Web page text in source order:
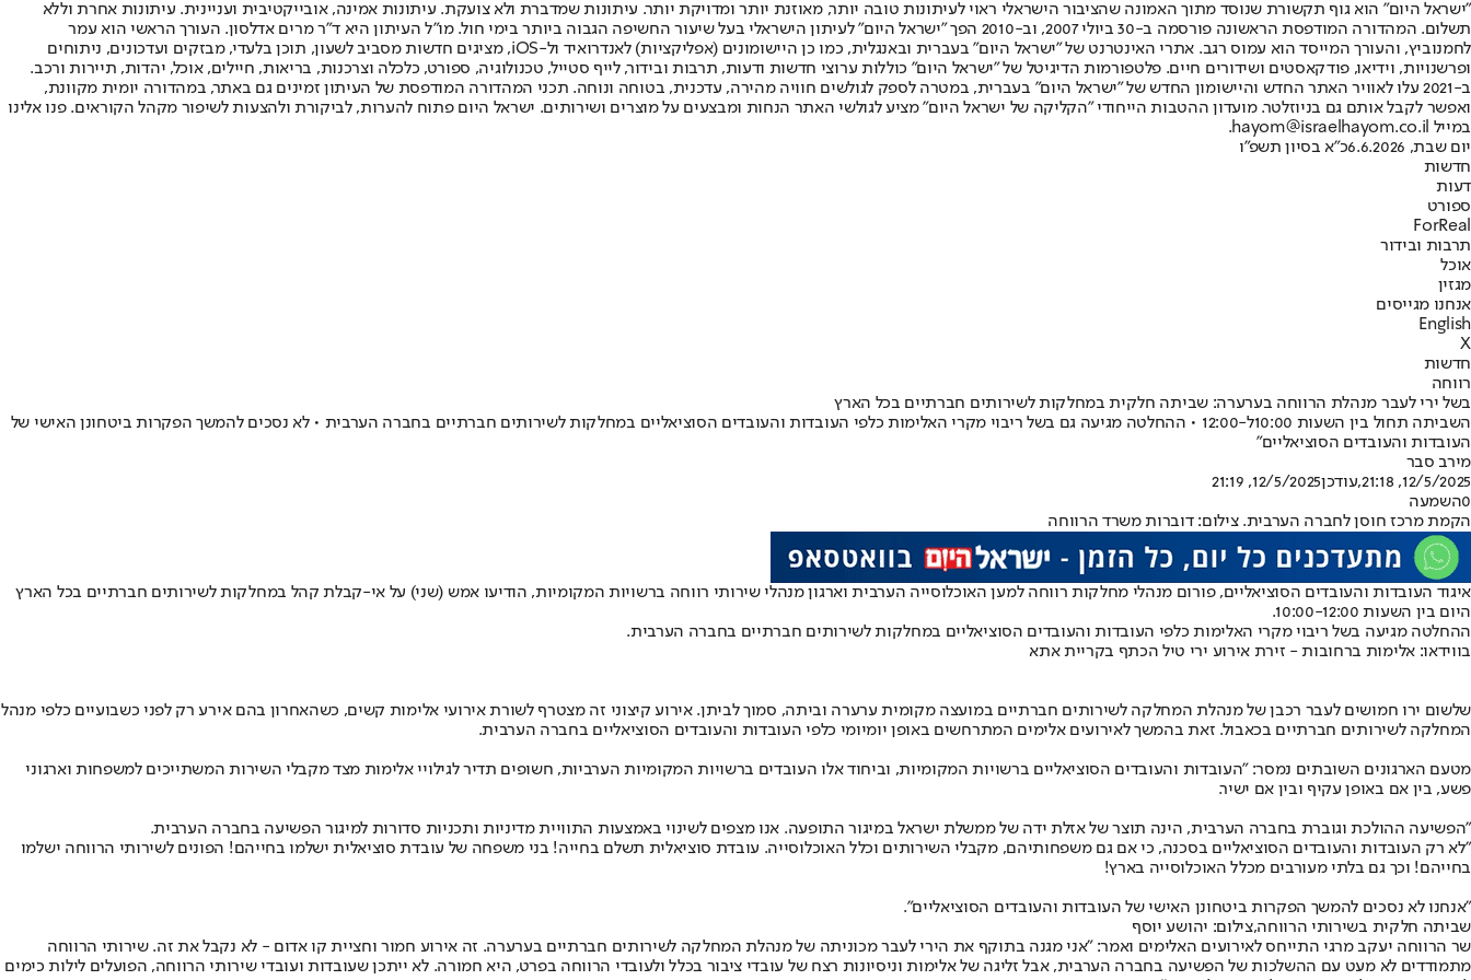
"ישראל היום" הוא גוף תקשורת שנוסד מתוך האמונה שהציבור הישראלי ראוי לעיתונות טובה יותר, מאוזנת יותר ומדויקת יותר. עיתונות שמדברת ולא צועקת. עיתונות אמינה, אובייקטיבית ועניינית. עיתונות אחרת וללא
תשלום. המהדורה המודפסת הראשונה פורסמה ב-30 ביולי 2007, וב-2010 הפך "ישראל היום" לעיתון הישראלי בעל שיעור החשיפה הגבוה ביותר בימי חול. מו"ל העיתון היא ד"ר מרים אדלסון. העורך הראשי הוא עמר
לחמנוביץ, והעורך המייסד הוא עמוס רגב. אתרי האינטרנט של "ישראל היום" בעברית ובאנגלית, כמו כן היישומונים (אפליקציות) לאנדרואיד ול-iOS, מציגים חדשות מסביב לשעון, תוכן בלעדי, מבזקים ועדכונים, ניתוחים
ופרשנויות, וידיאו, פודקאסטים ושידורים חיים. פלטפורמות הדיגיטל של "ישראל היום" כוללות ערוצי חדשות ודעות, תרבות ובידור, לייף סטייל, טכנולוגיה, ספורט, כלכלה וצרכנות, בריאות, חיילים, אוכל, יהדות, תיירות ורכב.
ב-2021 עלו לאוויר האתר החדש והיישומון החדש של "ישראל היום" בעברית, במטרה לספק לגולשים חוויה מהירה, עדכנית, בטוחה ונוחה. תכני המהדורה המודפסת של העיתון זמינים גם באתר, במהדורה יומית מקוונת,
ואפשר לקבל אותם גם בניוזלטר. מועדון ההטבות הייחודי "הקליקה של ישראל היום" מציע לגולשי האתר הנחות ומבצעים על מוצרים ושירותים. ישראל היום פתוח להערות, לביקורת ולהצעות לשיפור מקהל הקוראים. פנו אלינו
במייל hayom@israelhayom.co.il.
יום שבת, 6.6.2026
כ"א בסיון תשפ"ו
חדשות
דעות
ספורט
ForReal
תרבות ובידור
אוכל
מגזין
אנחנו מגייסים
English
X
חדשות
רווחה
בשל ירי לעבר מנהלת הרווחה בערערה: שביתה חלקית במחלקות לשירותים חברתיים בכל הארץ
השביתה תחול בין השעות 10:00ל-12:00 • ההחלטה מגיעה גם בשל ריבוי מקרי האלימות כלפי העובדות והעובדים הסוציאליים במחלקות לשירותים חברתיים בחברה הערבית • לא נסכים להמשך הפקרות ביטחונן האישי של
העובדות והעובדים הסוציאליים"
מירב סבר
12/5/2025, 21:18
,עודכן12/5/2025, 21:19
0השמעה
הקמת מרכז חוסן לחברה הערבית. צילום: דוברות משרד הרווחה
איגוד העובדות והעובדים הסוציאליים, פורום מנהלי מחלקות רווחה למען האוכלוסייה הערבית וארגון מנהלי שירותי רווחה ברשויות המקומיות, הודיעו אמש (שני) על אי-קבלת קהל במחלקות לשירותים חברתיים בכל הארץ
היום בין השעות 10:00-12:00.
ההחלטה מגיעה בשל ריבוי מקרי האלימות כלפי העובדות והעובדים הסוציאליים במחלקות לשירותים חברתיים בחברה הערבית.
בווידאו: אלימות ברחובות - זירת אירוע ירי טיל הכתף בקריית אתא
שלשום ירו חמושים לעבר רכבן של מנהלת המחלקה לשירותים חברתיים במועצה מקומית ערערה וביתה, סמוך לביתן. אירוע קיצוני זה מצטרף לשורת אירועי אלימות קשים, כשהאחרון בהם אירע רק לפני כשבועיים כלפי מנהל
המחלקה לשירותים חברתיים בכאבול. זאת בהמשך לאירועים אלימים המתרחשים באופן יומיומי כלפי העובדות והעובדים הסוציאליים בחברה הערבית.
מטעם הארגונים השובתים נמסר: "העובדות והעובדים הסוציאליים ברשויות המקומיות, וביחוד אלו העובדים ברשויות המקומיות הערביות, חשופים תדיר לגילויי אלימות מצד מקבלי השירות המשתייכים למשפחות וארגוני
פשע, בין אם באופן עקיף ובין אם ישיר.
"הפשיעה ההולכת וגוברת בחברה הערבית, הינה תוצר של אזלת ידה של ממשלת ישראל במיגור התופעה. אנו מצפים לשינוי באמצעות התוויית מדיניות ותכניות סדורות למיגור הפשיעה בחברה הערבית.
"לא רק העובדות והעובדים הסוציאליים בסכנה, כי אם גם משפחותיהם, מקבלי השירותים וכלל האוכלוסייה. עובדת סוציאלית תשלם בחייה! בני משפחה של עובדת סוציאלית ישלמו בחייהם! הפונים לשירותי הרווחה ישלמו
בחייהם! וכך גם בלתי מעורבים מכלל האוכלוסייה בארץ!
"אנחנו לא נסכים להמשך הפקרות ביטחונן האישי של העובדות והעובדים הסוציאליים".
שביתה חלקית בשירותי הרווחה,צילום: יהושע יוסף
שר הרווחה יעקב מרגי התייחס לאירועים האלימים ואמר: "אני מגנה בתוקף את הירי לעבר מכוניתה של מנהלת המחלקה לשירותים חברתיים בערערה. זה אירוע חמור וחציית קו אדום - לא נקבל את זה. שירותי הרווחה
מתמודדים לא מעט עם ההשלכות של הפשיעה בחברה הערבית, אבל זליגה של אלימות וניסיונות רצח של עובדי ציבור בכלל ולעובדי הרווחה בפרט, היא חמורה. לא ייתכן שעובדות ועובדי שירותי הרווחה, הפועלים לילות כימים